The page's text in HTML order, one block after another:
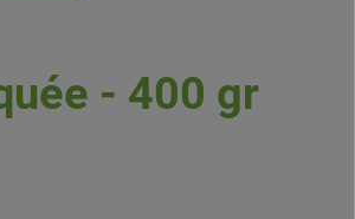
- 400 gr